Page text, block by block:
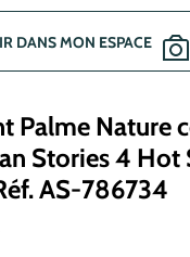
DANS MON ESPACE
Palme Nature
Stories 4 Hot
AS-786734